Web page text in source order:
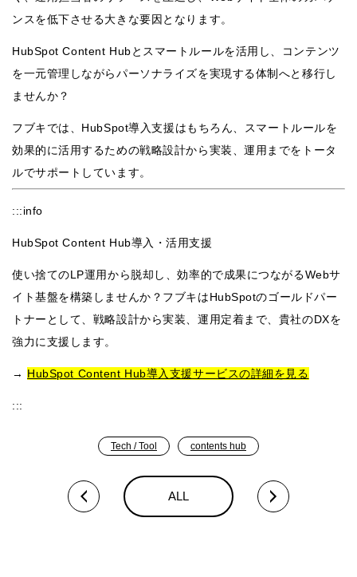
ンスを低下させる大きな要因となります。
HubSpot Content Hubとスマートルールを活用し、コンテンツ
を一元管理しながらパーソナライズを実現する体制へと移行し
ませんか？
フブキでは、HubSpot導入支援はもちろん、スマートルールを
効果的に活用するための戦略設計から実装、運用までをトータ
ルでサポートしています。
:::info
HubSpot Content Hub導入・活用支援
使い捨てのLP運用から脱却し、効率的で成果につながるWebサ
イト基盤を構築しませんか？フブキはHubSpotのゴールドパー
トナーとして、戦略設計から実装、運用定着まで、貴社のDXを
強力に支援します。
→ HubSpot Content Hub導入支援サービスの詳細を見る
:::
Tech / Tool contents hub
ALL